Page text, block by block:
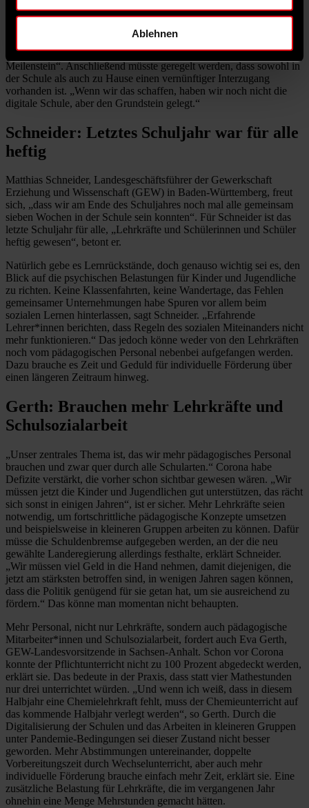
Ablehnen
Schüler*innen könne er gut nachvollziehen, erklärt er. Dabei
brauche es seiner Meinung nach aktuell keine große Revolution.
„Wenn wir endlich sagen könnten, dass alle Schülerinnen und
Schüler ein funktionsfähiges Endgerät haben, wäre das schon ein
Meilenstein“. Anschließend müsste geregelt werden, dass sowohl in
der Schule als auch zu Hause einen vernünftiger Interzugang
vorhanden ist. „Wenn wir das schaffen, haben wir noch nicht die
digitale Schule, aber den Grundstein gelegt.“ ­
Schneider: Letztes Schuljahr war für alle
heftig
Matthias Schneider, Landesgeschäftsführer der Gewerkschaft
Erziehung und Wissenschaft (GEW) in Baden-Württemberg, freut
sich, „dass wir am Ende des Schuljahres noch mal alle gemeinsam
sieben Wochen in der Schule sein konnten“. Für Schneider ist das
letzte Schuljahr für alle, „Lehrkräfte und Schülerinnen und Schüler
heftig gewesen“, betont er.
Natürlich gebe es Lernrückstände, doch genauso wichtig sei es, den
Blick auf die psychischen Belastungen für Kinder und Jugendliche
zu richten. Keine Klassenfahrten, keine Wandertage, das Fehlen
gemeinsamer Unternehmungen habe Spuren vor allem beim
sozialen Lernen hinterlassen, sagt Schneider. „Erfahrende
Lehrer*innen berichten, dass Regeln des sozialen Miteinanders nicht
mehr funktionieren.“ Das jedoch könne weder von den Lehrkräften
noch vom pädagogischen Personal nebenbei aufgefangen werden.
Dazu brauche es Zeit und Geduld für individuelle Förderung über
einen längeren Zeitraum hinweg.
Gerth: Brauchen mehr Lehrkräfte und
Schulsozialarbeit
„Unser zentrales Thema ist, das wir mehr pädagogisches Personal
brauchen und zwar quer durch alle Schularten.“ Corona habe
Defizite verstärkt, die vorher schon sichtbar gewesen wären. „Wir
müssen jetzt die Kinder und Jugendlichen gut unterstützen, das rächt
sich sonst in einigen Jahren“, ist er sicher. Mehr Lehrkräfte seien
notwendig, um fortschrittliche pädagogische Konzepte umsetzen
und beispielsweise in kleineren Gruppen arbeiten zu können. Dafür
müsse die Schuldenbremse aufgegeben werden, an der die neu
gewählte Landeregierung allerdings festhalte, erklärt Schneider.
„Wir müssen viel Geld in die Hand nehmen, damit diejenigen, die
jetzt am stärksten betroffen sind, in wenigen Jahren sagen können,
dass die Politik genügend für sie getan hat, um sie ausreichend zu
fördern.“ Das könne man momentan nicht behaupten.
Mehr Personal, nicht nur Lehrkräfte, sondern auch pädagogische
Mitarbeiter*innen und Schulsozialarbeit, fordert auch Eva Gerth,
GEW-Landesvorsitzende in Sachsen-Anhalt. Schon vor Corona
konnte der Pflichtunterricht nicht zu 100 Prozent abgedeckt werden,
erklärt sie. Das bedeute in der Praxis, dass statt vier Mathestunden
nur drei unterrichtet würden. „Und wenn ich weiß, dass in diesem
Halbjahr eine Chemielehrkraft fehlt, muss der Chemieunterricht auf
das kommende Halbjahr verlegt werden“, so Gerth. Durch die
Digitalisierung der Schulen und das Arbeiten in kleineren Gruppen
unter Pandemie-Bedingungen sei dieser Zustand nicht besser
geworden. Mehr Abstimmungen untereinander, doppelte
Vorbereitungszeit durch Wechselunterricht, aber auch mehr
individuelle Förderung brauche einfach mehr Zeit, erklärt sie. Eine
zusätzliche Belastung für Lehrkräfte, die im vergangenen Jahr
ohnehin eine Menge Mehrstunden gemacht hätten.